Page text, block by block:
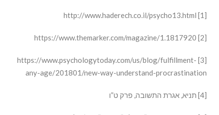
[1] http://www.haderech.co.il/psycho13.html
[2] https://www.themarker.com/magazine/1.1817920
[3] https://www.psychologytoday.com/us/blog/fulfillment-
any-age/201801/new-way-understand-procrastination
[4] תניא, אגרת התשובה, פרק ט”ו